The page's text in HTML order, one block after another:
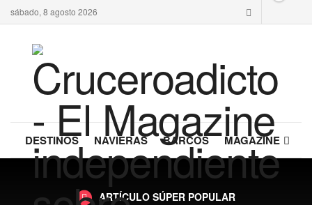
sábado, 8 agosto 2026
DESTINOS NAVIERAS BARCOS MAGAZINE
ARTÍCULO SÚPER POPULAR